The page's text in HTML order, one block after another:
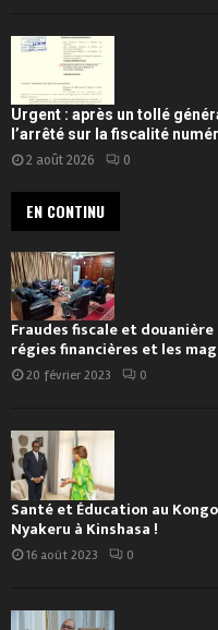
Urgent : après un tollé
l’arrêté sur la fiscalité
2 août 2026 0
EN CONTINU
Fraudes fiscale et
régies financières et les
20 février 2023 0
Santé et Éducation au
Nyakeru à Kinshasa !
16 août 2023 0